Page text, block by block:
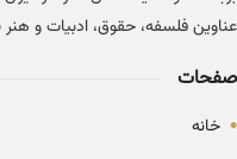
عناوین فلسفه، حقوق، ادبیات و
صفحات
• خانه